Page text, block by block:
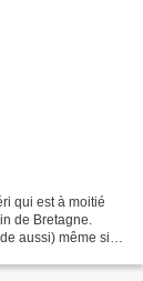
qui est à moitié
de Bretagne.
aussi) même si